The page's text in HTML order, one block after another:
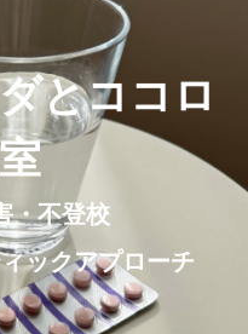
とココロ
・不登校
ックアプローチ